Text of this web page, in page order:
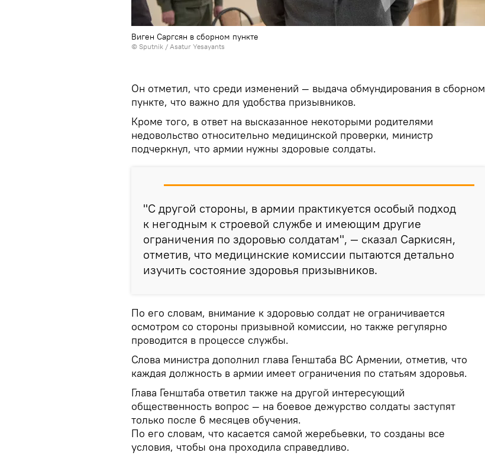
Виген Саргсян в сборном пункте
© Sputnik / Asatur Yesayants
Он отметил, что среди изменений — выдача обмундирования в сборном
пункте, что важно для удобства призывников.
Кроме того, в ответ на высказанное некоторыми родителями
недовольство относительно медицинской проверки, министр
подчеркнул, что армии нужны здоровые солдаты.
"С другой стороны, в армии практикуется особый подход
к негодным к строевой службе и имеющим другие
ограничения по здоровью солдатам", — сказал Саркисян,
отметив, что медицинские комиссии пытаются детально
изучить состояние здоровья призывников.
По его словам, внимание к здоровью солдат не ограничивается
осмотром со стороны призывной комиссии, но также регулярно
проводится в процессе службы.
Слова министра дополнил глава Генштаба ВС Армении, отметив, что
каждая должность в армии имеет ограничения по статьям здоровья.
Глава Генштаба ответил также на другой интересующий
общественность вопрос — на боевое дежурство солдаты заступят
только после 6 месяцев обучения.
По его словам, что касается самой жеребьевки, то созданы все
условия, чтобы она проходила справедливо.